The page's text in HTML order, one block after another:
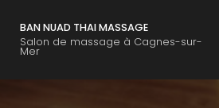
contenu
principal
BAN NUAD THAI MASSAGE
Salon de massage à Cagnes-sur-
Mer